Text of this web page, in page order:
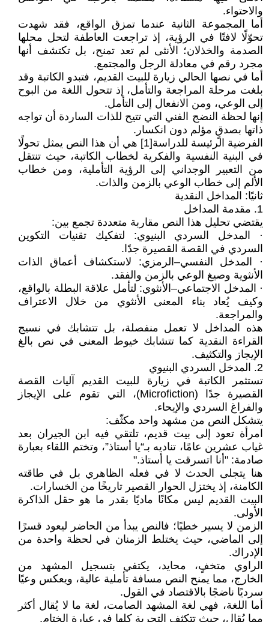
والاحتواء.
أما المجموعة الثانية عندما تمزق الواقع، فقد شهدت
تحوّلًا لافتًا في الرؤية، إذ تراجعت العاطفة لتحل محلها
الصدمة والخذلان؛ الأنثى لم تعد تمنح، بل تكتشف أنها
مجرد رقم في معادلة الرجل والمجتمع.
أما في نصها الحالي زيارة للبيت القديم، فتبدو الكاتبة وقد
بلغت مرحلة المراجعة والتأمل، إذ تتحول اللغة من البوح
إلى الوعي، ومن الانفعال إلى التأمل.
إنها لحظة النضج الفني التي تتيح للذات الساردة أن تواجه
ذاتها بصدقٍ مؤلم دون انكسار.
الفرضية الرئيسة للدراسة[1] هي أن هذا النص يمثل تحولًا
في البنية النفسية والفكرية لخطاب الكاتبة، حيث تنتقل
من التعبير الوجداني إلى الرؤية التأملية، ومن خطاب
الألم إلى خطاب الوعي بالزمن والذات.
ثانيًا: المداخل النقدية
1. مقدمة المداخل
يقتضي تحليل هذا النص مقاربة متعددة تجمع بين:
· المدخل السردي البنيوي: لتفكيك تقنيات التكوين
السردي في القصة القصيرة جدًا.
· المدخل النفسي–الرمزي: لاستكشاف أعماق الذات
الأنثوية وصيغ الوعي بالزمن والفقد.
· المدخل الاجتماعي–الأنثوي: لتأمل علاقة البطلة بالواقع،
وكيف يُعاد بناء المعنى الأنثوي من خلال الاعتراف
والمراجعة.
هذه المداخل لا تعمل منفصلة، بل تتشابك في نسيج
القراءة النقدية كما تتشابك خيوط المعنى في نص بالغ
الإيجاز والتكثيف.
2. المدخل السردي البنيوي
تستثمر الكاتبة في زيارة للبيت القديم آليات القصة
القصيرة جدًا (Microfiction)، التي تقوم على الإيجاز
والفراغ السردي والإيحاء.
يتشكل النص من مشهد واحد مكثّف:
امرأة تعود إلى بيت قديم، تلتقي فيه ابن الجيران بعد
غياب عشرين عامًا، تناديه بـ“يا أستاذ”، وتختم اللقاء بعبارة
صادمة: "أنا اتسرقت يا أستاذ."
هنا يتجلى الحدث لا في فعله الظاهري بل في طاقته
الكامنة، إذ يختزل الحوار القصير تاريخًا من الخسارات.
البيت القديم ليس مكانًا ماديًا بقدر ما هو حقل الذاكرة
الأولى.
الزمن لا يسير خطيًا؛ فالنص يبدأ من الحاضر ليعود قسرًا
إلى الماضي، حيث يختلط الزمنان في لحظة واحدة من
الإدراك.
الراوي متخفٍ، محايد، يكتفي بتسجيل المشهد من
الخارج، مما يمنح النص مسافة تأملية عالية، ويعكس وعيًا
سرديًا ناضجًا بالاقتصاد في القول.
أما اللغة، فهي لغة المشهد الصامت، لغة ما لا يُقال أكثر
مما يُقال، حيث تتكثف التجربة كلها في عبارة الختام.